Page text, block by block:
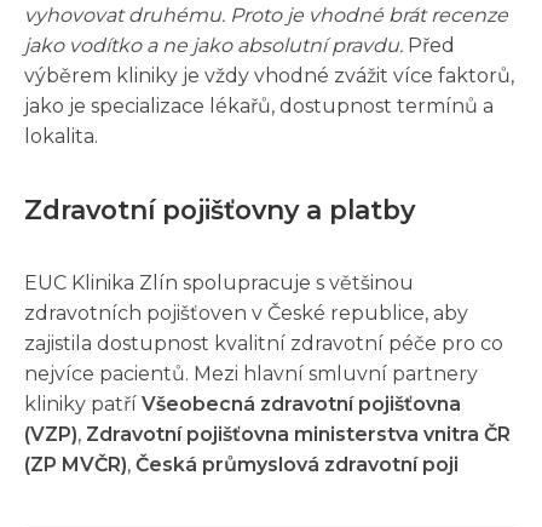
vyhovovat druhému. Proto je vhodné brát recenze
jako vodítko a ne jako absolutní pravdu. Před
výběrem kliniky je vždy vhodné zvážit více faktorů,
jako je specializace lékařů, dostupnost termínů a
lokalita.
Zdravotní pojišťovny a platby
EUC Klinika Zlín spolupracuje s většinou
zdravotních pojišťoven v České republice, aby
zajistila dostupnost kvalitní zdravotní péče pro co
nejvíce pacientů. Mezi hlavní smluvní partnery
kliniky patří Všeobecná zdravotní pojišťovna
(VZP), Zdravotní pojišťovna ministerstva vnitra ČR
(ZP MVČR), Česká průmyslová zdravotní poji